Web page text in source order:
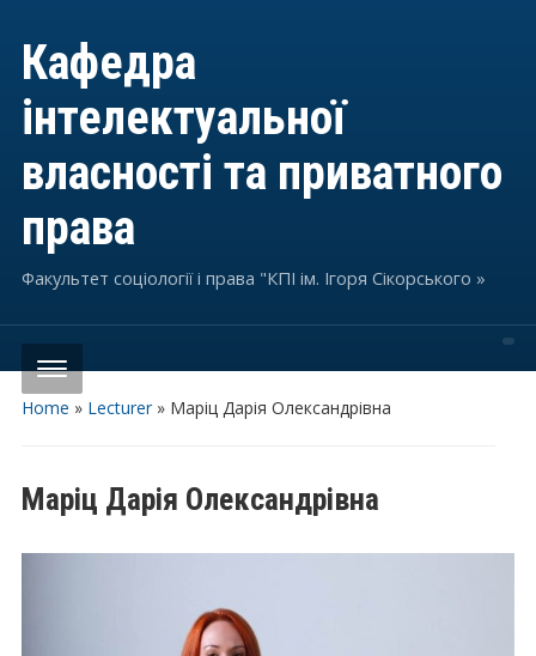
Кафедра
інтелектуальної
власності та приватного
права
Факультет соціології і права "КПІ ім. Ігоря Сікорського »
Home » Lecturer» Маріц Дарія Олександрівна
Маріц Дарія Олександрівна